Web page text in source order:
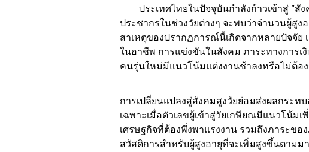
ประเทศไทยในปัจจุบันกำลังก้าวเข้าสู่ “สัง
ประชากรในช่วงวัยต่างๆ จะพบว่าจำนวนผู้สู
สาเหตุของปรากฏการณ์นี้เกิดจากหลายปัจจั
ในอาชีพ การแข่งขันในสังคม ภาระทางการ
คนรุ่นใหม่มีแนวโน้มแต่งงานช้าลงหรือไม่ต้อ
การเปลี่ยนแปลงสู่สังคมสูงวัยย่อมส่งผลกระท
เฉพาะเมื่อตัวเลขผู้เข้าสู่วัยเกษียณมีแนวโน้
เศรษฐกิจที่ต้องพึ่งพาแรงงาน รวมถึงภาระข
สวัสดิการสำหรับผู้สูงอายุที่จะเพิ่มสูงขึ้นตามมา